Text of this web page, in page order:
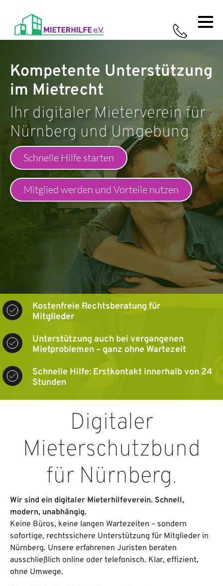
Home
Leistungen
Ratgeber
So
funktioniert's
Kompetente Unterstützung
im Mietrecht
Ihr digitaler Mieterverein für
Nürnberg und Umgebung
Schnelle Hilfe starten
Mitglied werden und Vorteile nutzen
Kostenfreie Rechtsberatung für
Mitglieder
Unterstützung auch bei vergangenen
Mietproblemen – ganz ohne Wartezeit
Schnelle Hilfe: Erstkontakt innerhalb von 24
Stunden
Digitaler
Mieterschutzbund
für Nürnberg.
Wir sind ein digitaler Mieterhilfeverein. Schnell,
modern, unabhängig.
Keine Büros, keine langen Wartezeiten – sondern
sofortige, rechtssichere Unterstützung für Mitglieder in
Nürnberg. Unsere erfahrenen Juristen beraten
ausschließlich online oder telefonisch. Klar, effizient,
ohne Umwege.